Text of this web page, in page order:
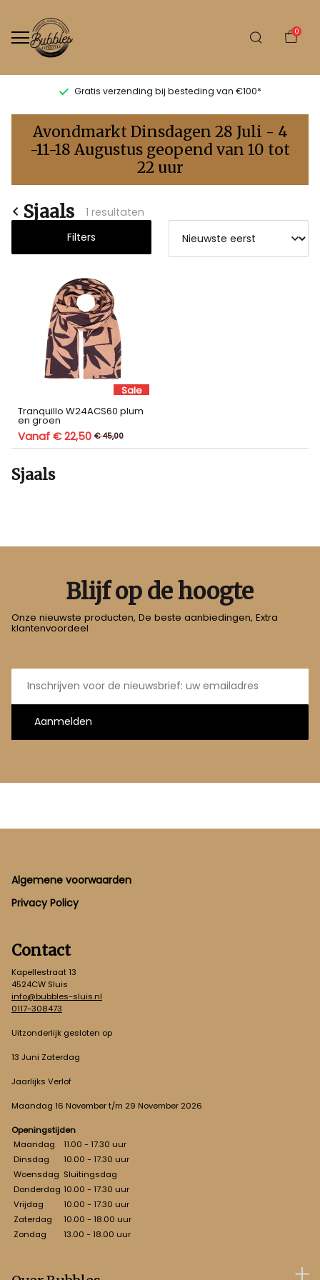
0
Gratis verzending bij besteding van €100*
Sjaals
Bubbles
Sluis
Avondmarkt Dinsdagen 28 Juli - 4
-11-18 Augustus geopend van 10 tot
22 uur
Sjaals
1 resultaten
Filters
Sale
Tranquillo W24ACS60 plum
en groen
Vanaf € 22,50 € 45,00
Sjaals
Blijf op de hoogte
Onze nieuwste producten, De beste aanbiedingen, Extra
klantenvoordeel
E-
mailadres
Aanmelden
Footer
Algemene voorwaarden
Privacy Policy
Contact
Kapellestraat 13
4524CW Sluis
info@bubbles-sluis.nl
0117-308473
Uitzonderlijk gesloten op
13 Juni Zaterdag
Jaarlijks Verlof
Maandag 16 November t/m 29 November 2026
Openingstijden
Maandag
11.00 - 17.30 uur
Dinsdag
10.00 - 17.30 uur
Woensdag Sluitingsdag
Donderdag 10.00 - 17.30 uur
Vrijdag
10.00 - 17.30 uur
Zaterdag
10.00 - 18.00 uur
Zondag
13.00 - 18.00 uur